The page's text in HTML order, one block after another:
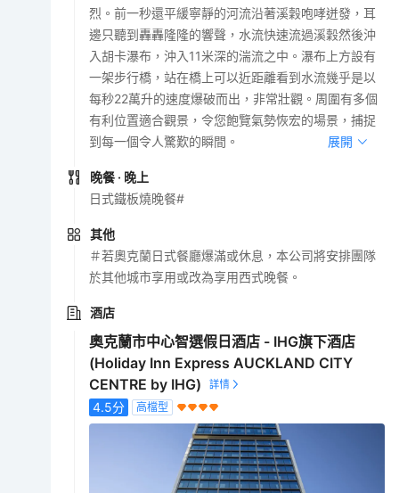
烈。前一秒還平緩寧靜的河流沿著溪穀咆哮迸發，耳
邊只聽到轟轟隆隆的響聲，水流快速流過溪穀然後沖
入胡卡瀑布，沖入11米深的湍流之中。瀑布上方設有
一架步行橋，站在橋上可以近距離看到水流幾乎是以
每秒22萬升的速度爆破而出，非常壯觀。周圍有多個
有利位置適合觀景，令您飽覽氣勢恢宏的場景，捕捉
到每一個令人驚歎的瞬間。
展開
晚餐 · 晚上
日式鐵板燒晚餐#
其他
＃若奧克蘭日式餐廳爆滿或休息，本公司將安排團隊
於其他城市享用或改為享用西式晚餐。
酒店
奧克蘭市中心智選假日酒店 - IHG旗下酒店
(Holiday Inn Express AUCKLAND CITY
CENTRE by IHG)
4.5分 高檔型